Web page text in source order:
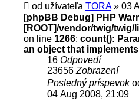
od užívateľa TORA» 03
[phpBB Debug] PHP
[ROOT]/vendor/twig/
on line 1266: count():
an object that
16 Odpovedí
23656 Zobrazení
Posledný príspevok
04 Aug 2008, 21:09